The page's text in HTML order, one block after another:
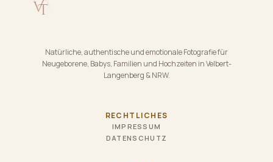
Natürliche, authentische und emotionale Fotografie für
Neugeborene, Babys, Familien und Hochzeiten in Velbert-
Langenberg & NRW.
RECHTLICHES
IMPRESSUM
DATENSCHUTZ